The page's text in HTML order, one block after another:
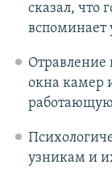
сказал, что
вспоминает
окна камер
узникам и